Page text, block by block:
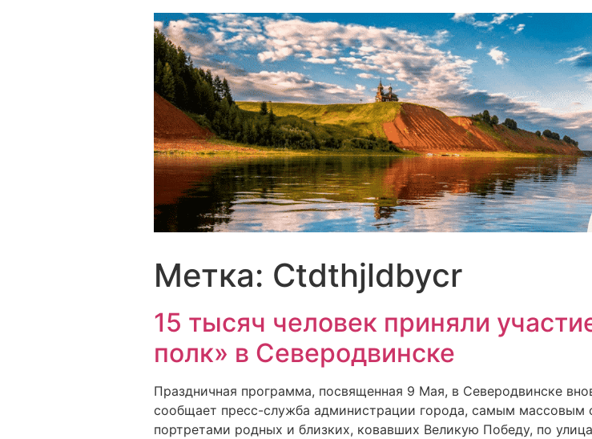
Метка: Ctdthjldbycr
15 тысяч человек приняли
полк» в Северодвинске
Праздничная программа, посвященная 9 Мая, в Северодвинске
сообщает пресс-служба администрации города, самым массовым
портретами родных и близких, ковавших Великую Победу, по